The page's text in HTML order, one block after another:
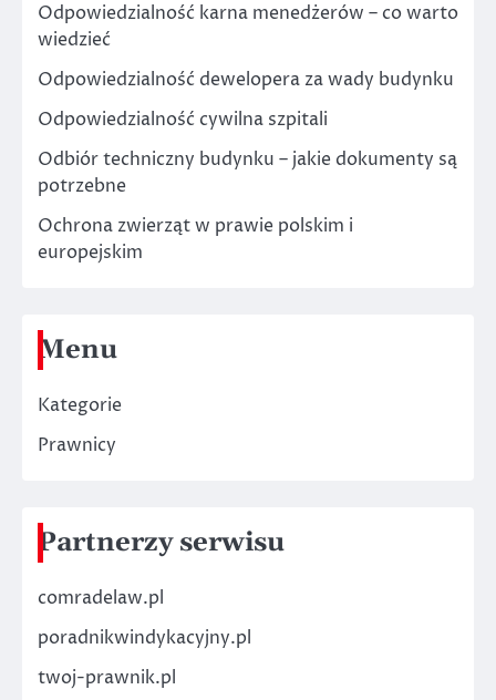
Odpowiedzialność karna menedżerów – co warto
wiedzieć
Odpowiedzialność dewelopera za wady budynku
Odpowiedzialność cywilna szpitali
Odbiór techniczny budynku – jakie dokumenty są
potrzebne
Ochrona zwierząt w prawie polskim i
europejskim
Menu
Kategorie
Prawnicy
Partnerzy serwisu
comradelaw.pl
poradnikwindykacyjny.pl
twoj-prawnik.pl